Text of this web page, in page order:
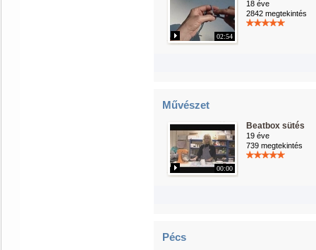
02:54
18 éve
2842 megtekintés
Művészet
00:00
Beatbox sütés
19 éve
739 megtekintés
Pécs